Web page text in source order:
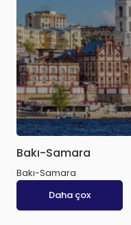
Bakı-Samara
Bakı-Samara
Daha çox